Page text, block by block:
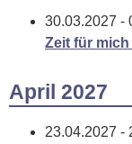
30.03.2027 -
Zeit für mich
April 2027
23.04.2027 -